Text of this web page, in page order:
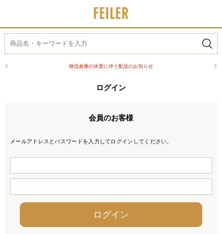
物流倉庫の休業に伴う配送のお知らせ
ログイン
会員のお客様
メールアドレスとパスワードを入力してログインしてください。